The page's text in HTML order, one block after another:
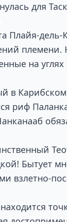
для
Плайя-
племени.
на
в
риф
Бытует
взлетно-